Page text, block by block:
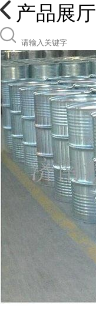
产品展厅